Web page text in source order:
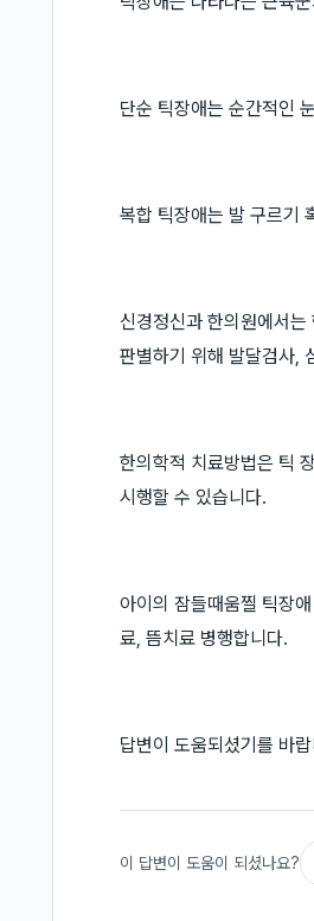
단순 틱장애는 순간적인
복합 틱장애는 발 구르기
신경정신과 한의원에서
판별하기 위해 발달검사,
한의학적 치료방법은 틱
시행할 수 있습니다.
아이의 잠들때움찔 틱장
료, 뜸치료 병행합니다.
답변이 도움되셨기를 바
이 답변이 도움이 되셨나요?